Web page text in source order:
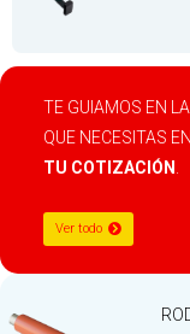
TE GUIAMOS EN
QUE NECESITAS
TU COTIZACIÓN .
Ver todo